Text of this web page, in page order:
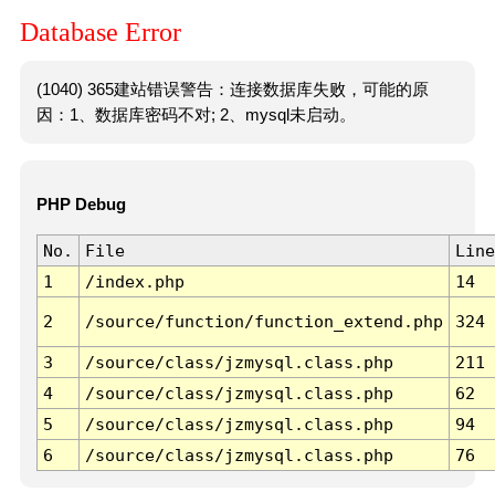
Database Error
(1040) 365建站错误警告：连接数据库失败，可能的原
因：1、数据库密码不对; 2、mysql未启动。
PHP Debug
No. File
Line
1
/index.php 14
2 /source/function/function_extend.php 324
3 /source/class/jzmysql.class.php
211
4
/source/class/jzmysql.class.php
62
5
/source/class/jzmysql.class.php
94
6
/source/class/jzmysql.class.php 76